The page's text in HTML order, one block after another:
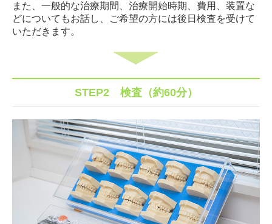
また、一般的な治療期間、治療開始時期、費用、装置な
どについてもお話し、ご希望の方には後日検査を受けて
いただきます。
STEP2 検査（約60分）